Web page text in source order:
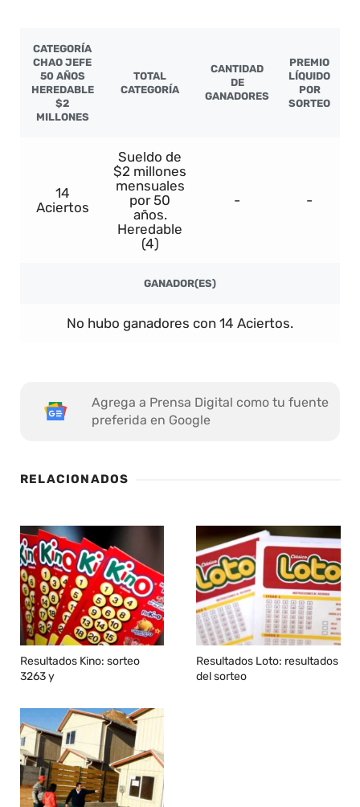
CATEGORÍA
CHAO JEFE
50 AÑOS
HEREDABLE
$2
MILLONES
TOTAL
CATEGORÍA
CANTIDAD
DE
GANADORES
PREMIO
LÍQUIDO
POR
SORTEO
14
Aciertos
Sueldo de
$2 millones
mensuales
por 50
años.
Heredable
(4)
- -
GANADOR(ES)
No hubo ganadores con 14 Aciertos.
Agrega a Prensa Digital como tu fuente
preferida en Google
RELACIONADOS
Resultados Kino: sorteo
3263 y
Resultados Loto: resultados
del sorteo